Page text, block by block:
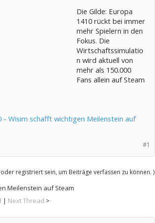
Die Gilde: Europa
1410 rückt bei immer
mehr Spielern in den
Fokus. Die
Wirtschaftssimulatio
n wird aktuell von
mehr als 150.000
Fans allein auf Steam
- Wisim schafft wichtigen Meilenstein auf
#1
registriert sein, um Beiträge verfassen zu können. )
Meilenstein auf Steam
| Next Thread >